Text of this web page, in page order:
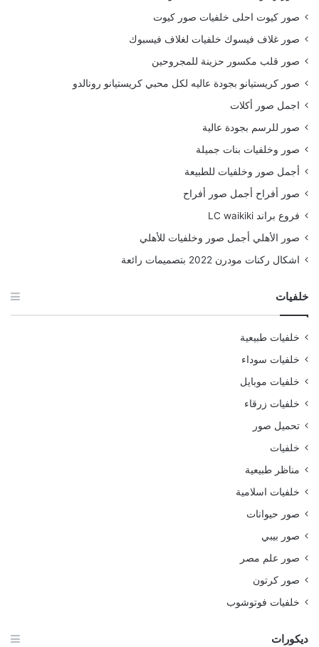
صور كيوت احلى خلفيات صور كيوت
صور غلاف فيسوك خلفيات لغلاف فيسبوك
صور قلب مكسور حزينة للمجروحين
صور كريستيانو بجودة عاليه لكل محبي كريستيانو رونالدو
اجمل صور أكلات
صور للرسم بجودة عالية
صور وخلفيات بنات جميلة
أجمل صور وخلفيات للطبيعة
صور أفراح أجمل صور أفراح
فروع براند LC waikiki
صور الأهلي أجمل صور وخلفيات للأهلي
اشكال ركنات مودرن 2022 بتصميمات رائعة
خلفيات
خلفيات طبيعية
خلفيات سوداء
خلفيات موبايل
خلفيات زرقاء
تحميل صور
خلفيات
مناظر طبيعية
خلفيات اسلامية
صور حيوانات
صور بيبي
صور علم مصر
صور كرتون
خلفيات فوتوشوب
ديكورات